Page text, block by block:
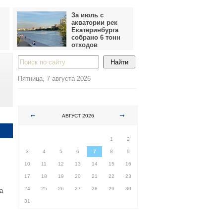
За июль с
акватории рек
Екатеринбурга
собрано 6 тонн
отходов
Пятница, 7 августа 2026
АВГУСТ 2026
1
2
3 4 5 6 7 8 9
10 11 12 13 14 15 16
17 18 19 20 21 22 23
24 25 26 27 28 29 30
31